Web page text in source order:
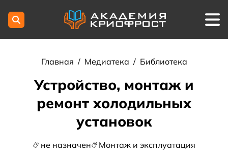
Главная / Медиатека / Библиотека
Устройство, монтаж и
ремонт холодильных
установок
не назначен Монтаж и эксплуатация